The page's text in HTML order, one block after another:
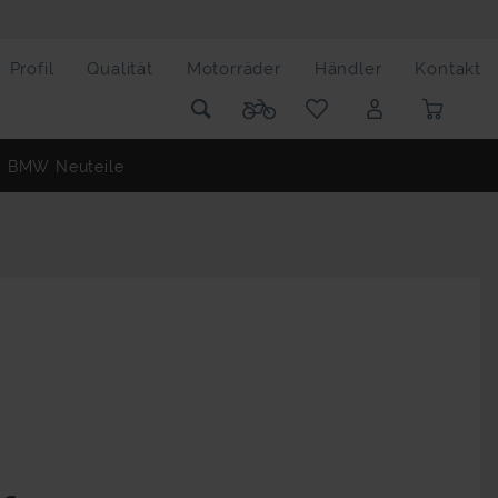
Profil Qualität Motorräder Händler Kontakt
BMW Neuteile